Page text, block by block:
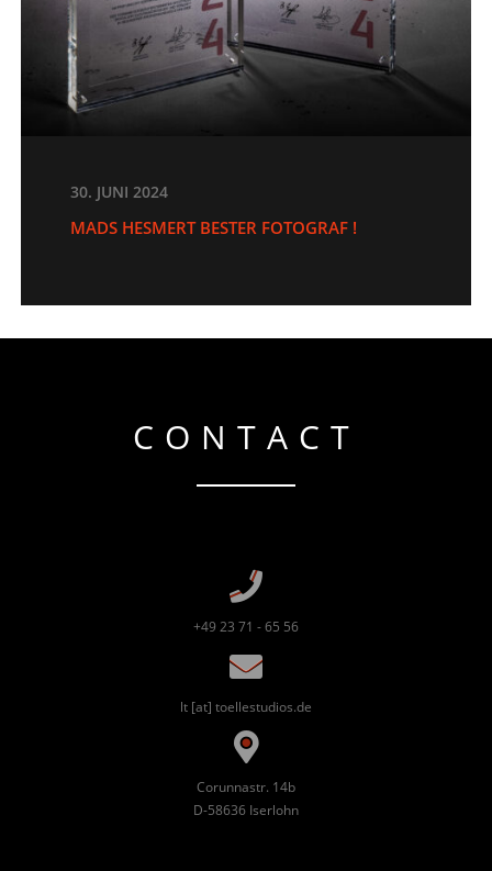
30. JUNI 2024
MADS HESMERT BESTER FOTOGRAF !
CONTACT
+49 23 71 - 65 56
lt [at] toellestudios.de
Corunnastr. 14b
D-58636 Iserlohn